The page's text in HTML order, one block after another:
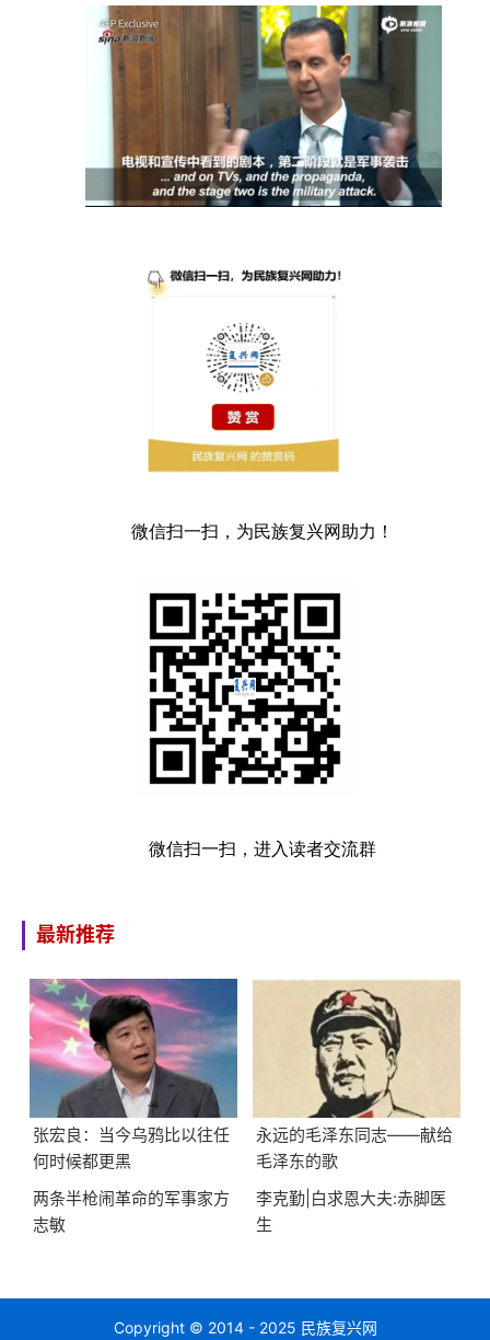
微信扫一扫，为民族复兴网助力！
微信扫一扫，进入读者交流群
最新推荐
张宏良：当今乌鸦比以往任
何时候都更黑
永远的毛泽东同志——献给
毛泽东的歌
两条半枪闹革命的军事家方
志敏
李克勤|白求恩大夫:赤脚医
生
Copyright © 2014 - 2025 民族复兴网